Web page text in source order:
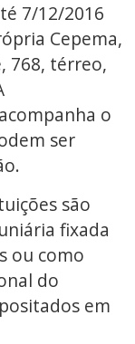
7/12/2016
Cepema,
768, térreo,
o
ser
são
fixada
ou como
do
em